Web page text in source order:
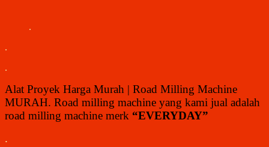
.
.
.
Alat Proyek Harga Murah | Road Milling Machine
MURAH. Road milling machine yang kami jual adalah
road milling machine merk “EVERYDAY”
.